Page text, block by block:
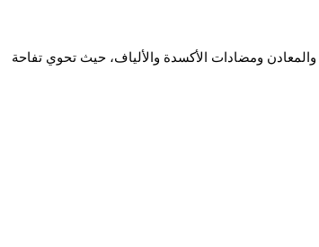
والمعادن ومضادات الأكسدة والألياف، حيث تحوي تفاحة